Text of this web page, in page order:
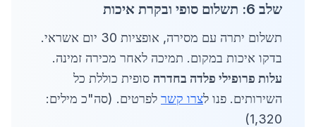
שלב 6: תשלום סופי ובקרת איכות
תשלום יתרה עם מסירה, אופציות 30 יום אשראי.
בדקו איכות במקום. תמיכה לאחר מכירה זמינה.
עלות פרופילי פלדה בחדרה סופית כוללת כל
השירותים. פנו לצרו קשר לפרטים. (סה"כ מילים:
1,320)